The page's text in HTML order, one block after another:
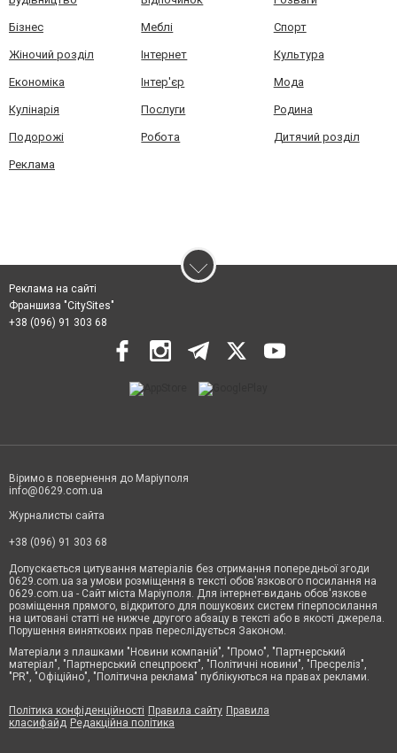
Бізнес Меблі Спорт
Жіночий розділ Інтернет Культура
Економіка Інтер'єр Мода
Кулінарія Послуги Родина
Подорожі Робота Дитячий розділ
Реклама
Реклама на сайті
Франшиза "CitySites"
+38 (096) 91 303 68
Віримо в повернення до Маріуполя
info@0629.com.ua
Журналисты сайта
+38 (096) 91 303 68
Допускається цитування матеріалів без отримання попередньої згоди
0629.com.ua за умови розміщення в тексті обов'язкового посилання на
0629.com.ua - Сайт міста Маріуполя. Для інтернет-видань обов'язкове
розміщення прямого, відкритого для пошукових систем гіперпосилання
на цитовані статті не нижче другого абзацу в тексті або в якості джерела.
Порушення виняткових прав переслідується Законом.
Матеріали з плашками "Новини компаній", "Промо", "Партнерський
матеріал", "Партнерський спецпроєкт", "Політичні новини", "Пресреліз",
"PR", "Офіційно", "Політична реклама" публікуються на правах реклами.
Політика конфіденційності Правила сайту Правила
класифайд Редакційна політика